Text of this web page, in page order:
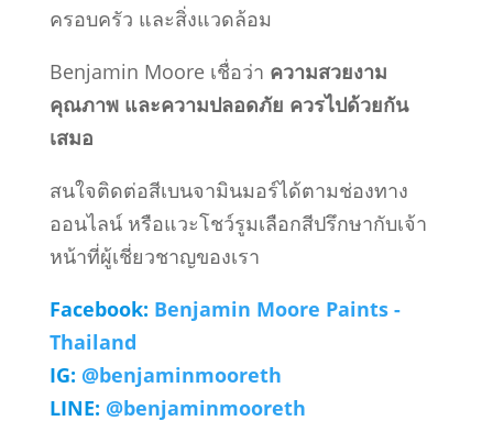
ครอบครัว และสิ่งแวดล้อม
Benjamin Moore เชื่อว่า ความสวยงาม
คุณภาพ และความปลอดภัย ควรไปด้วยกัน
เสมอ
สนใจติดต่อสีเบนจามินมอร์ได้ตามช่องทาง
ออนไลน์ หรือแวะโชว์รูมเลือกสีปรึกษากับเจ้า
หน้าที่ผู้เชี่ยวชาญของเรา
Facebook: Benjamin Moore Paints -
Thailand
IG: @benjaminmooreth
LINE: @benjaminmooreth